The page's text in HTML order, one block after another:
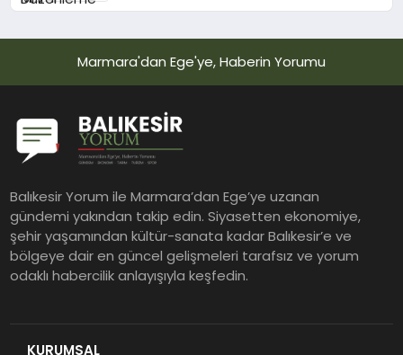
Marmara'dan Ege'ye, Haberin Yorumu
Balıkesir Yorum ile Marmara’dan Ege’ye uzanan
gündemi yakından takip edin. Siyasetten ekonomiye,
şehir yaşamından kültür-sanata kadar Balıkesir’e ve
bölgeye dair en güncel gelişmeleri tarafsız ve yorum
odaklı habercilik anlayışıyla keşfedin.
KURUMSAL